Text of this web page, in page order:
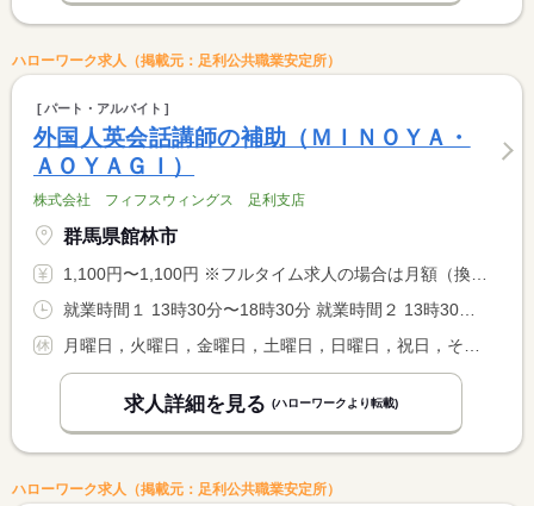
ハローワーク求人（掲載元：足利公共職業安定所）
パート・アルバイト
外国人英会話講師の補助（ＭＩＮＯＹＡ・
ＡＯＹＡＧＩ）
株式会社 フィフスウィングス 足利支店
群馬県館林市
1,100円〜1,100円 ※フルタイム求人の場合は月額（換算額）、パート求人の場合は時間額を表示しています。
就業時間１ 13時30分〜18時30分 就業時間２ 13時30分〜18時15分 就業時間に関する特記事項 就業時間（１）・・・水曜日 <BR> 就業時間（２）・・・木曜日
月曜日，火曜日，金曜日，土曜日，日曜日，祝日，その他
求人詳細を見る (ハローワークより転載)
ハローワーク求人（掲載元：足利公共職業安定所）